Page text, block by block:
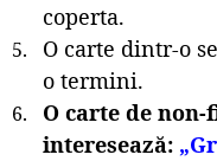
coperta.
O carte dintr-o
o termini.
O carte de
interesează: